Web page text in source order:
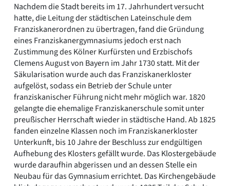
Nachdem die Stadt bereits im 17. Jahrhundert versucht
hatte, die Leitung der städtischen Lateinschule dem
Franziskanerordnen zu übertragen, fand die Gründung
eines Franziskanergymnasiums jedoch erst nach
Zustimmung des Kölner Kurfürsten und Erzbischofs
Clemens August von Bayern im Jahr 1730 statt. Mit der
Säkularisation wurde auch das Franziskanerkloster
aufgelöst, sodass ein Betrieb der Schule unter
franziskanischer Führung nicht mehr möglich war. 1820
gelangte die ehemalige Franziskanerschule somit unter
preußischer Herrschaft wieder in städtische Hand. Ab 1825
fanden einzelne Klassen noch im Franziskanerkloster
Unterkunft, bis 10 Jahre der Beschluss zur endgültigen
Aufhebung des Klosters gefällt wurde. Das Klostergebäude
wurde daraufhin abgerissen und an dessen Stelle ein
Neubau für das Gymnasium errichtet. Das Kirchengebäude